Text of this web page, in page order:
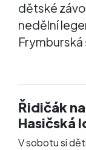
dětské
nedělní
Frymburská
Řidičák
Hasičská
V sobotu si